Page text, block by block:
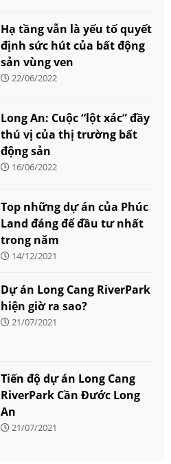
Hạ tầng vẫn là yếu tố quyết
định sức hút của bất động
sản vùng ven
22/06/2022
Long An: Cuộc “lột xác” đầy
thú vị của thị trường bất
động sản
16/06/2022
Top những dự án của Phúc
Land đáng để đầu tư nhất
trong năm
14/12/2021
Dự án Long Cang RiverPark
hiện giờ ra sao?
21/07/2021
Tiến độ dự án Long Cang
RiverPark Cần Đước Long
An
21/07/2021